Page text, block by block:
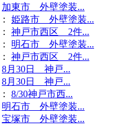
加東市 外壁塗装...
：
姫路市 外壁塗装...
：
神戸市西区 2件...
：
明石市 外壁塗装...
：
神戸市西区 2件...
8月30日 神戸...
8月30日 神戸...
：
8/30神戸市西...
明石市 外壁塗装...
宝塚市 外壁塗装...